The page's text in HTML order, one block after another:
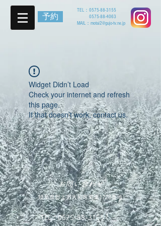
予約
TEL： 0575-88-3155
0575-88-4063
MAIL： motai2@gujo-tv.ne.jp
Widget Didn’t Load
Check your internet and refresh
this page.
If that doesn’t work, contact us.
お問い合わせ
岐阜県郡上市大和町栗巣1728番地
TEL：0575-88-3155